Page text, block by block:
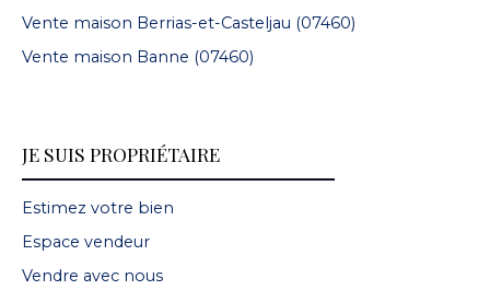
Vente maison Berrias-et-Casteljau (07460)
Vente maison Banne (07460)
JE SUIS PROPRIÉTAIRE
Estimez votre bien
Espace vendeur
Vendre avec nous